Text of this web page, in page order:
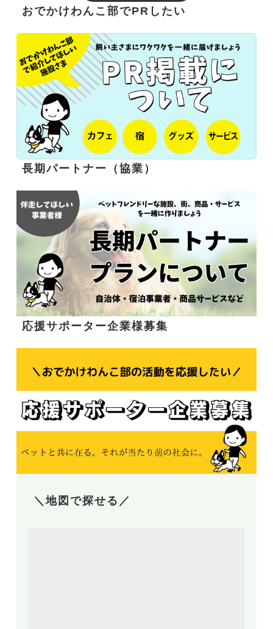
おでかけわんこ部でPRしたい
長期パートナー（協業）
応援サポーター企業様募集
＼地図で探せる／